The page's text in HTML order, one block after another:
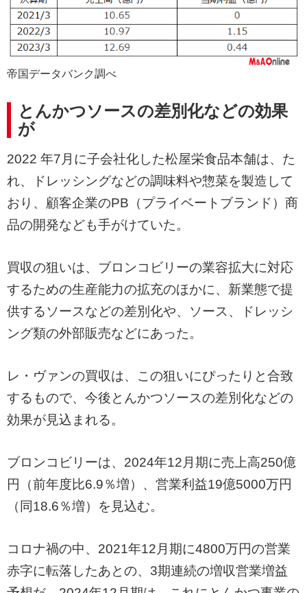
帝国データバンク調べ
とんかつソースの差別化などの効果
が
2022 年7月に子会社化した松屋栄食品本舗は、た
れ、ドレッシングなどの調味料や惣菜を製造して
おり、顧客企業のPB（プライベートブランド）商
品の開発なども手がけていた。
買収の狙いは、ブロンコビリーの業容拡大に対応
するための生産能力の拡充のほかに、新業態で提
供するソースなどの差別化や、ソース、ドレッシ
ング類の外部販売などにあった。
レ・ヴァンの買収は、この狙いにぴったりと合致
するもので、今後とんかつソースの差別化などの
効果が見込まれる。
ブロンコビリーは、2024年12月期に売上高250億
円（前年度比6.9％増）、営業利益19億5000万円
（同18.6％増）を見込む。
コロナ禍の中、2021年12月期に4800万円の営業
赤字に転落したあとの、3期連続の増収営業増益